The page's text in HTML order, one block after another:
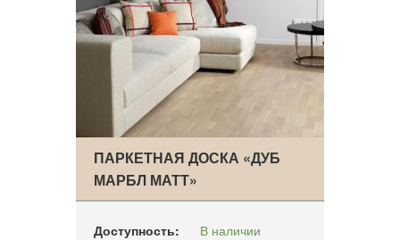
ПАРКЕТНАЯ ДОСКА «ДУБ
МАРБЛ МАТТ»
Доступность:
В наличии